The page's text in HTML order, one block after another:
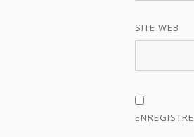
SITE WEB